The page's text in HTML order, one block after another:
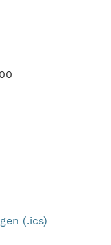
(.ics)